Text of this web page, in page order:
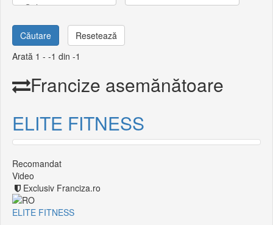
Căutare
Resetează
Arată 1 - -1 din -1
Francize asemănătoare
ELITE FITNESS
Recomandat
Video
Exclusiv Franciza.ro
ELITE FITNESS